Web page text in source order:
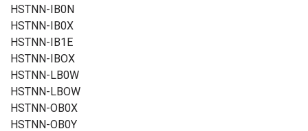
HSTNN-IB0N
HSTNN-IB0X
HSTNN-IB1E
HSTNN-IBOX
HSTNN-LB0W
HSTNN-LBOW
HSTNN-OB0X
HSTNN-OB0Y